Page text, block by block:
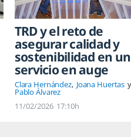
TRD y el reto de
asegurar calidad y
sostenibilidad en un
servicio en auge
Clara Hernández Joana Huertas
Pablo Álvarez
11/02/2026 17:10h